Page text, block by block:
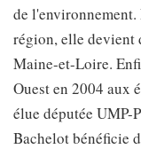
de
région, elle devient
Maine-et-Loire.
Ouest en 2004 aux
élue députée UMP-
Bachelot bénéficie